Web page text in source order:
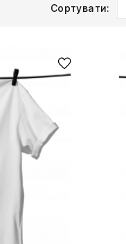
Сортувати: